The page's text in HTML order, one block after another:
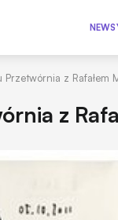
Przetwórnia z Rafałem
z